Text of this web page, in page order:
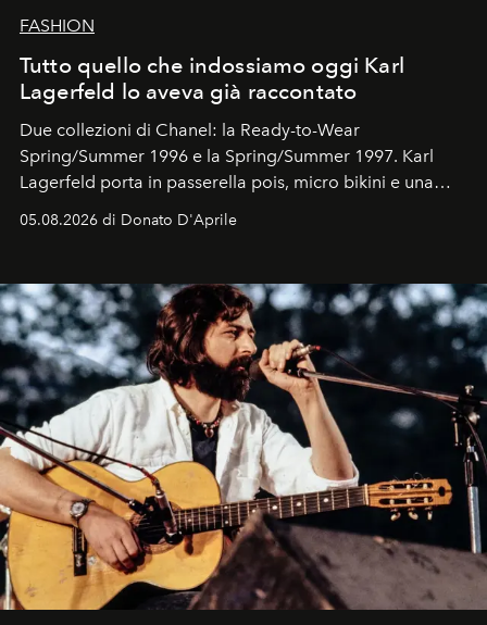
FASHION
Tutto quello che indossiamo oggi Karl
Lagerfeld lo aveva già raccontato
Due collezioni di Chanel: la Ready-to-Wear
Spring/Summer 1996 e la Spring/Summer 1997. Karl
Lagerfeld porta in passerella pois, micro bikini e una
logomania pensata per la spiaggia
Kate, Claudia e Carla una dietro l'altra. Trent'anni dopo,
uno dei documenti più contemporanei che abbiamo.
05.08.2026 di Donato D'Aprile